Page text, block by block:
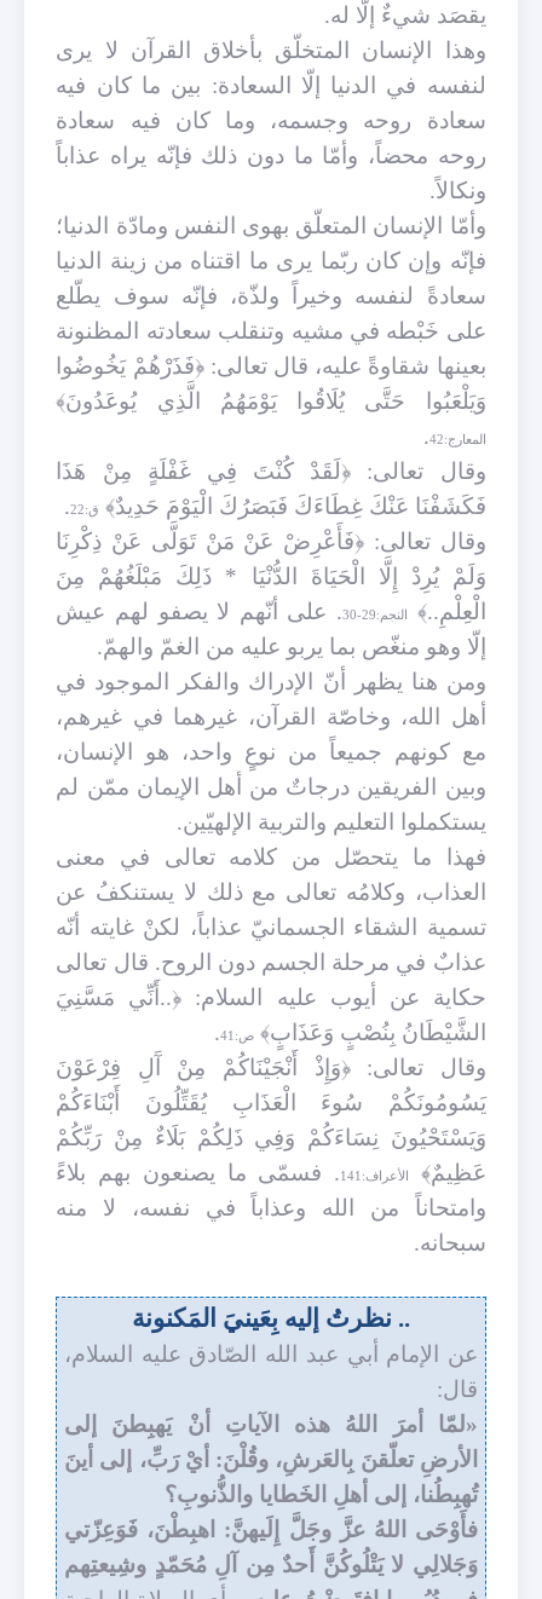
يقصَد شيءٌ إلّا له.
وهذا الإنسان المتخلّق بأخلاق القرآن لا يرى
لنفسه في الدنيا إلّا السعادة: بين ما كان فيه
سعادة روحه وجسمه، وما كان فيه سعادة
روحه محضاً، وأمّا ما دون ذلك فإنّه يراه عذاباً
ونكالاً.
وأمّا الإنسان المتعلّق بهوى النفس ومادّة الدنيا؛
فإنّه وإن كان ربّما يرى ما اقتناه من زينة الدنيا
سعادةً لنفسه وخيراً ولذّة، فإنّه سوف يطّلع
على خَبْطه في مشيه وتنقلب سعادته المظنونة
بعينها شقاوةً عليه، قال تعالى: ﴿فَذَرْهُمْ يَخُوضُوا
وَيَلْعَبُوا حَتَّى يُلَاقُوا يَوْمَهُمُ الَّذِي يُوعَدُونَ﴾
المعارج:42
.
وقال تعالى: ﴿لَقَدْ كُنْتَ فِي غَفْلَةٍ مِنْ هَذَا
فَكَشَفْنَا عَنْكَ غِطَاءَكَ فَبَصَرُكَ الْيَوْمَ حَدِيدٌ﴾ ق:22
.
وقال تعالى: ﴿فَأَعْرِضْ عَنْ مَنْ تَوَلَّى عَنْ ذِكْرِنَا
وَلَمْ يُرِدْ إِلَّا الْحَيَاةَ الدُّنْيَا * ذَلِكَ مَبْلَغُهُمْ مِنَ
الْعِلْمِ..﴾
النجم:29-30
. على أنّهم لا يصفو لهم عيش
إلّا وهو منغّص بما يربو عليه من الغمّ والهمّ.
ومن هنا يظهر أنّ الإدراك والفكر الموجود في
أهل الله، وخاصّة القرآن، غيرهما في غيرهم،
مع كونهم جميعاً من نوعٍ واحد، هو الإنسان،
وبين الفريقين درجاتٌ من أهل الإيمان ممّن لم
يستكملوا التعليم والتربية الإلهيّين.
فهذا ما يتحصّل من كلامه تعالى في معنى
العذاب، وكلامُه تعالى مع ذلك لا يستنكفُ عن
تسمية الشقاء الجسمانيّ عذاباً، لكنْ غايته أنّه
عذابٌ في مرحلة الجسم دون الروح. قال تعالى
حكاية عن أيوب عليه السلام: ﴿..أَنِّي مَسَّنِيَ
الشَّيْطَانُ بِنُصْبٍ وَعَذَابٍ﴾ص:41
.
وقال تعالى: ﴿وَإِذْ أَنْجَيْنَاكُمْ مِنْ آَلِ فِرْعَوْنَ
يَسُومُونَكُمْ سُوءَ الْعَذَابِ يُقَتِّلُونَ أَبْنَاءَكُمْ
وَيَسْتَحْيُونَ نِسَاءَكُمْ وَفِي ذَلِكُمْ بَلَاءٌ مِنْ رَبِّكُمْ
عَظِيمٌ﴾
الأعراف:141
. فسمّى ما يصنعون بهم بلاءً
وامتحاناً من الله وعذاباً في نفسه، لا منه
سبحانه.
.. نظرتُ إليه بِعَينيَ المَكنونة
عن الإمام أبي عبد الله الصّادق عليه السلام،
قال:
«لمّا أمرَ اللهُ هذه الآياتِ أنْ يَهبِطنَ إلى
الأرضِ تعلّقنَ بِالعَرشِ، وقُلْنَ: أيْ رَبِّ، إلى أينَ
تُهبِطُنا، إلى أهلِ الخَطايا والذُّنوبِ؟
فأَوْحَى اللهُ عزَّ وجَلَّ إِلَيهنَّ: اهبِطْنَ، فَوَعِزّتي
وَجَلالِي لا يَتْلُوكُنَّ أَحدٌ مِن آلِ مُحَمّدٍ وشِيعتِهم